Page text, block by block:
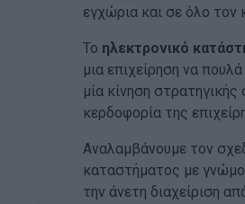
εγχώρια και σε όλο τον
Το ηλεκτρονικό
μια επιχείρηση να
μία κίνηση
κερδοφορία της
Αναλαμβάνουμε τον
καταστήματος με
την άνετη διαχείριση